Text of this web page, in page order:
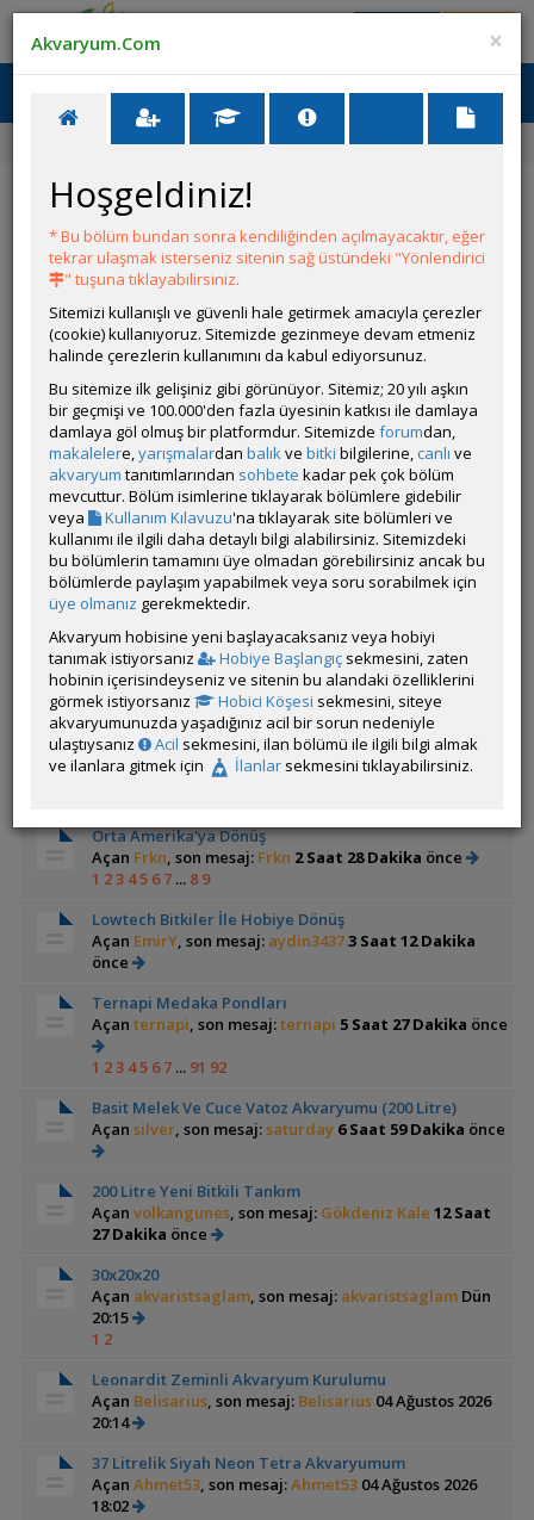
Ana Menü
Ana Sayfa
Forum Akvaryum Tanıtımı
Akvaryum Tanıtımı
YENİ KONU AÇ
Alt Forumlar
Hobihane Tanıtımları
KONULAR
▶️ Konulara Youtube Önizlemeli Video Nasıl
Eklenir
Açan volkanon
ⓘ Konu veya mesajlarınıza YouTube (shorts
dahil) doğru & sorunsuz eklemek için buraya
bakınız.
Bolivian ram üretim tankı
Açanilker aydın
Bolivian ram üretim videosu ve konusu.
Orinoco biyotop.(AGA sonuclari sayfa 23)
Açanmustafaerdogar
Bu bölgenin biyotopunu kuracaklara örnek
Orta Amerika'ya Dönüş
Açan Frkn, son mesaj: Frkn 2 Saat 28 Dakika önce
1 23 45 6 7... 8 9
Lowtech Bitkiler İle Hobiye Dönüş
Açan EmirY, son mesaj: aydin34373 Saat 12 Dakika
önce
Ternapi Medaka Pondları
Açan ternapi, son mesaj:ternapi 5 Saat 27 Dakika önce
1 23 45 6 7... 91 92
Basit Melek Ve Cuce Vatoz Akvaryumu (200 Litre)
Açan silver, son mesaj:saturday 6 Saat 59 Dakika önce
200 Litre Yeni Bitkili Tankım
Açan volkangunes, son mesaj: Gökdeniz Kale 12 Saat
27 Dakika önce
30x20x20
Açan akvaristsaglam, son mesaj: akvaristsaglamDün
20:15
1 2
Leonardit Zeminli Akvaryum Kurulumu
Açan Belisarius, son mesaj: Belisarius04 Ağustos 2026
20:14
37 Litrelik Siyah Neon Tetra Akvaryumum
Açan Ahmet53, son mesaj:Ahmet5304 Ağustos 2026
18:02
×
Akvaryum.Com
Hoşgeldiniz!
* Bu bölüm bundan sonra kendiliğinden açılmayacaktır, eğer
tekrar ulaşmak isterseniz sitenin sağ üstündeki "Yönlendirici
" tuşuna tıklayabilirsiniz.
Sitemizi kullanışlı ve güvenli hale getirmek amacıyla çerezler
(cookie) kullanıyoruz. Sitemizde gezinmeye devam etmeniz
halinde çerezlerin kullanımını da kabul ediyorsunuz.
Bu sitemize ilk gelişiniz gibi görünüyor. Sitemiz; 20 yılı aşkın
bir geçmişi ve 100.000'den fazla üyesinin katkısı ile damlaya
damlaya göl olmuş bir platformdur. Sitemizde forumdan,
makalelere,yarışmalardan balıkve bitki bilgilerine, canlı ve
akvaryum tanıtımlarından sohbete kadar pek çok bölüm
mevcuttur. Bölüm isimlerine tıklayarak bölümlere gidebilir
veya
Kullanım Kılavuzu'na tıklayarak site bölümleri ve
kullanımı ile ilgili daha detaylı bilgi alabilirsiniz. Sitemizdeki
bu bölümlerin tamamını üye olmadan görebilirsiniz ancak bu
bölümlerde paylaşım yapabilmek veya soru sorabilmek için
üye olmanız gerekmektedir.
Akvaryum hobisine yeni başlayacaksanız veya hobiyi
tanımak istiyorsanız
Hobiye Başlangıç sekmesini, zaten
hobinin içerisindeyseniz ve sitenin bu alandaki özelliklerini
görmek istiyorsanız
Hobici Köşesi sekmesini, siteye
akvaryumunuzda yaşadığınız acil bir sorun nedeniyle
ulaştıysanız
Acil sekmesini, ilan bölümü ile ilgili bilgi almak
ve ilanlara gitmek için
İlanlar sekmesini tıklayabilirsiniz.